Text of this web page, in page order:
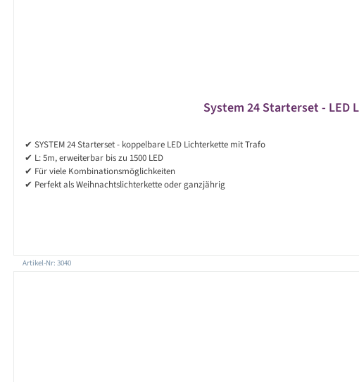
System 24 Starterset - LED
✔ SYSTEM 24 Starterset - koppelbare LED Lichterkette mit Trafo
✔ L: 5m, erweiterbar bis zu 1500 LED
✔ Für viele Kombinationsmöglichkeiten
✔ Perfekt als Weihnachtslichterkette oder ganzjährig
Artikel-Nr: 3040